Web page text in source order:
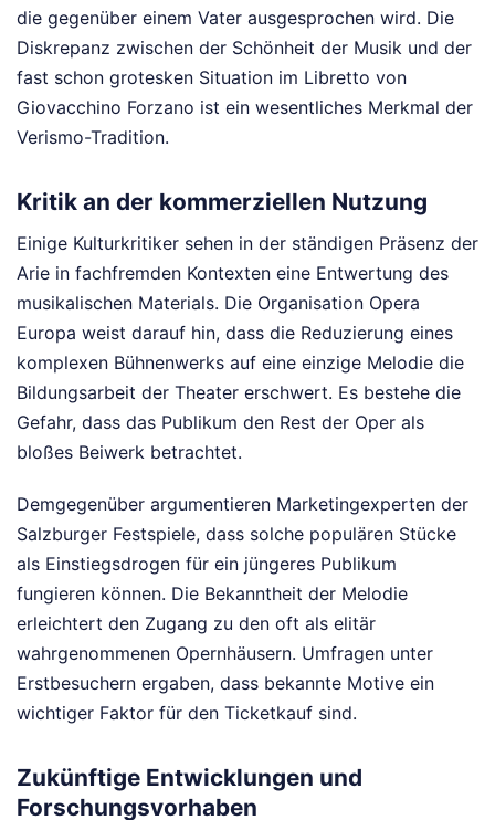
die gegenüber einem Vater ausgesprochen wird. Die
Diskrepanz zwischen der Schönheit der Musik und der
fast schon grotesken Situation im Libretto von
Giovacchino Forzano ist ein wesentliches Merkmal der
Verismo-Tradition.
Kritik an der kommerziellen Nutzung
Einige Kulturkritiker sehen in der ständigen Präsenz der
Arie in fachfremden Kontexten eine Entwertung des
musikalischen Materials. Die Organisation Opera
Europa weist darauf hin, dass die Reduzierung eines
komplexen Bühnenwerks auf eine einzige Melodie die
Bildungsarbeit der Theater erschwert. Es bestehe die
Gefahr, dass das Publikum den Rest der Oper als
bloßes Beiwerk betrachtet.
Demgegenüber argumentieren Marketingexperten der
Salzburger Festspiele, dass solche populären Stücke
als Einstiegsdrogen für ein jüngeres Publikum
fungieren können. Die Bekanntheit der Melodie
erleichtert den Zugang zu den oft als elitär
wahrgenommenen Opernhäusern. Umfragen unter
Erstbesuchern ergaben, dass bekannte Motive ein
wichtiger Faktor für den Ticketkauf sind.
Zukünftige Entwicklungen und
Forschungsvorhaben